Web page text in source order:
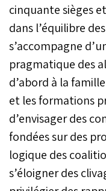
cinquante sièges
dans l’équilibre
s’accompagne
pragmatique des
d’abord à la
et les formations
d’envisager des
fondées sur des
logique des
s’éloigner des